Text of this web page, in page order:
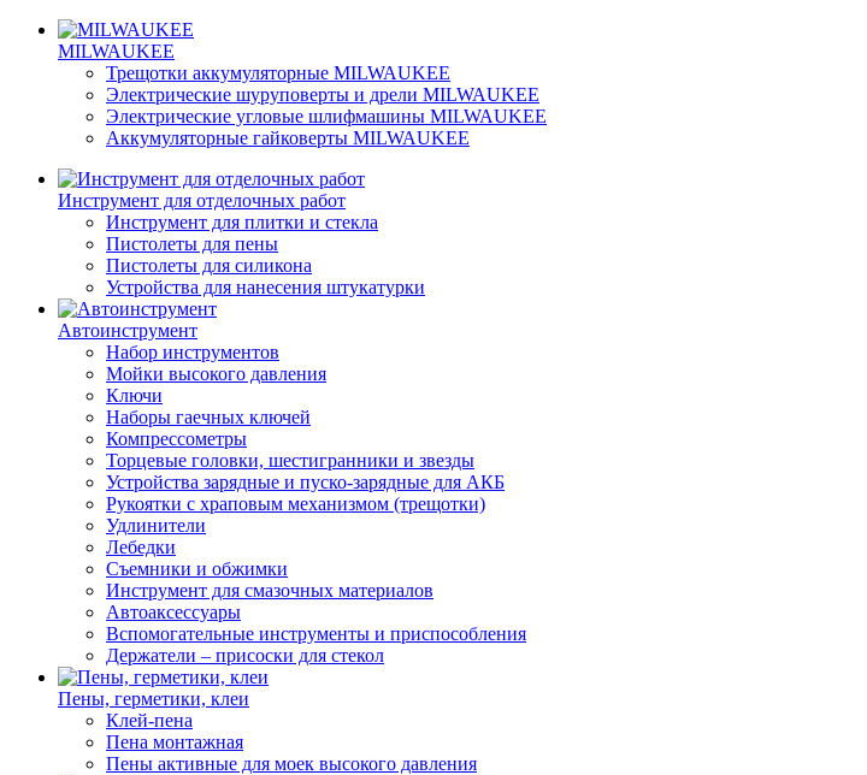
MILWAUKEE
Трещотки аккумуляторные MILWAUKEE
Электрические шуруповерты и дрели MILWAUKEE
Электрические угловые шлифмашины MILWAUKEE
Аккумуляторные гайковерты MILWAUKEE
Инструмент для отделочных работ
Инструмент для плитки и стекла
Пистолеты для пены
Пистолеты для силикона
Устройства для нанесения штукатурки
Автоинструмент
Набор инструментов
Мойки высокого давления
Ключи
Наборы гаечных ключей
Компрессометры
Торцевые головки, шестигранники и звезды
Устройства зарядные и пуско-зарядные для АКБ
Рукоятки с храповым механизмом (трещотки)
Удлинители
Лебедки
Съемники и обжимки
Инструмент для смазочных материалов
Автоаксессуары
Вспомогательные инструменты и приспособления
Держатели – присоски для стекол
Пены, герметики, клеи
Клей-пена
Пена монтажная
Пены активные для моек высокого давления